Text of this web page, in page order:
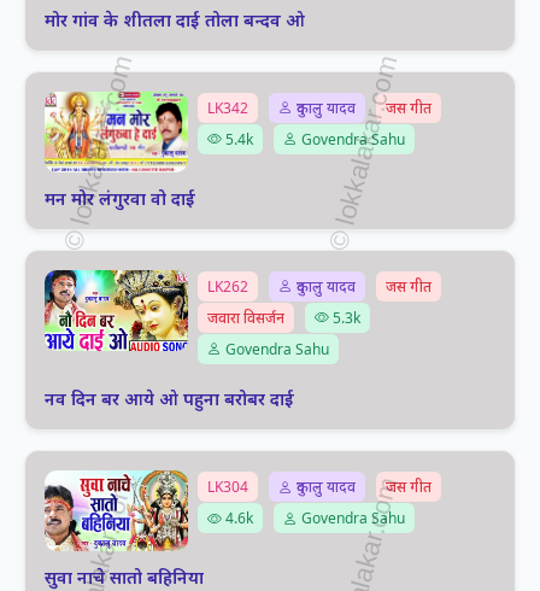
मोर गांव के शीतला दाई तोला बन्दव ओ
LK342 दुकालु यादव
जस गीत
5.4k
Govendra Sahu
मन मोर लंगुरवा वो दाई
LK262 दुकालु यादव
जस गीत
जवारा विसर्जन
5.3k
Govendra Sahu
नव दिन बर आये ओ पहुना बरोबर दाई
LK304 दुकालु यादव
जस गीत
4.6k
Govendra Sahu
सुवा नाचे सातो बहिनिया